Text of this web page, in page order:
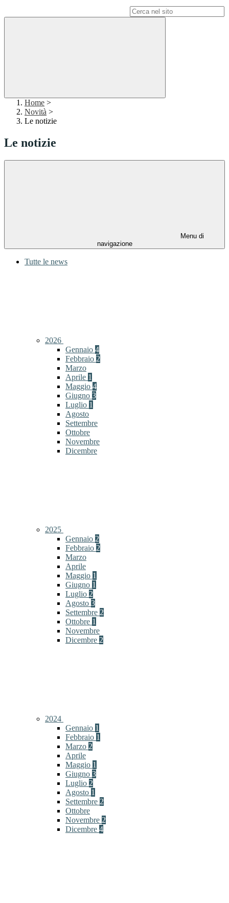
Home >
Novità >
Le notizie
Le notizie
Menu di
navigazione
Tutte le news
2026
Gennaio 4
Febbraio 2
Marzo
Aprile 1
Maggio 4
Giugno 3
Luglio 1
Agosto
Settembre
Ottobre
Novembre
Dicembre
2025
Gennaio 2
Febbraio 2
Marzo
Aprile
Maggio 1
Giugno 1
Luglio 2
Agosto 3
Settembre 2
Ottobre 1
Novembre
Dicembre 2
2024
Gennaio 1
Febbraio 1
Marzo 2
Aprile
Maggio 1
Giugno 3
Luglio 2
Agosto 1
Settembre 2
Ottobre
Novembre 2
Dicembre 4